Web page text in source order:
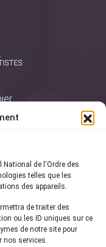
National de l'Ordre des
telles que les
des appareils.
de traiter des
ou les ID uniques sur ce
de notre site pour
nos services.
16